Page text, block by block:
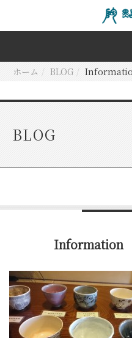
ホーム BLOG
BLOG
Information